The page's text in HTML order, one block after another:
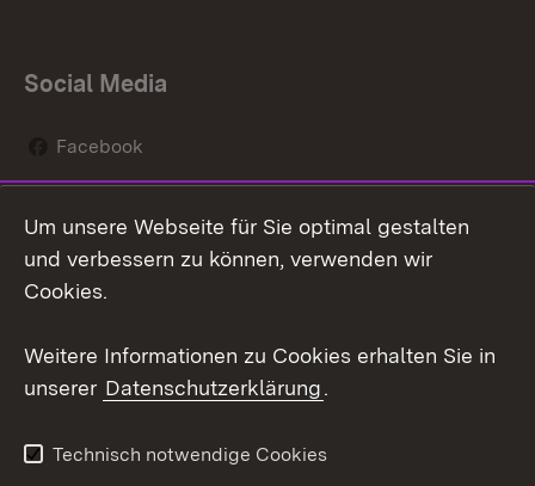
Social Media
Facebook
Social Wall
Youtube
Kontakt
Datenschutz
Barrierefreiheit
Um unsere Webseite für Sie optimal gestalten
und verbessern zu können, verwenden wir
Cookies.
Weitere Informationen zu Cookies erhalten Sie in
unserer Datenschutzerklärung.
Technisch notwendige Cookies